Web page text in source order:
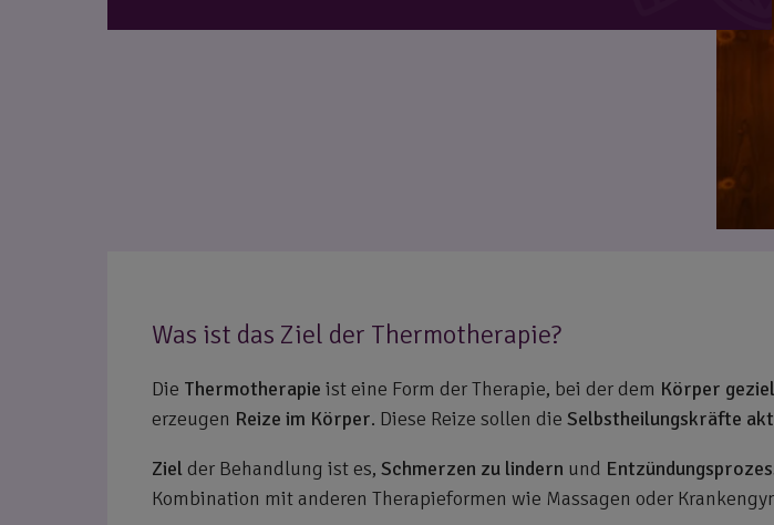
Was ist das Ziel der Thermotherapie?
Die Thermotherapie ist eine Form der Therapie, bei der dem Körper
erzeugen Reize im Körper. Diese Reize sollen die Selbstheilungskräfte
Zielder Behandlung ist es, Schmerzen zu lindern und
Kombination mit anderen Therapieformen wie Massagen oder